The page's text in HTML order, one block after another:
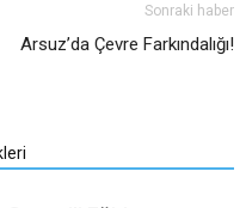
Sonraki haber
Arsuz’da Çevre Farkındalığı!